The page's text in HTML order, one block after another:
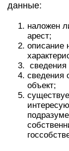
данные:
наложен
арест;
описание
сведения
сведения
объект;